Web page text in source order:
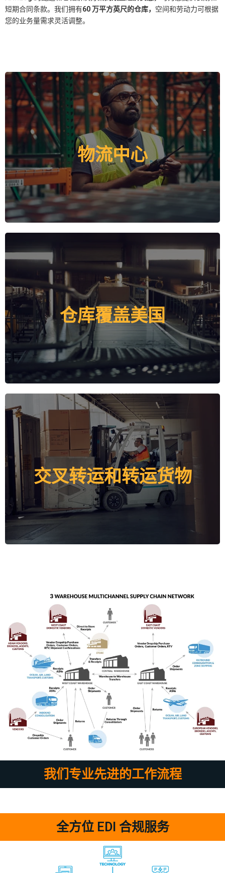
短期合同条款。我们拥有60 万平方英尺的仓库， 空间和劳动力可根据
您的业务量需求灵活调整。
物流中心
我们的物流中心为客户提供货物的接收和存储、库存管
理、根据出货订单对托盘、箱子和/或单个货物进行拣货
和包装，最终交付给客户；基础设施涵盖从区域到国内
的配送中心。
仓库覆盖美国
通过利用我们设施（保税或非保税）所提供的多样化法
律地位，可以获得竞争优势。
交叉转运和转运货物
在我们的中心，您将受益于我们一流的交叉转运和转装
解决方案，使您能够将货物从集装箱直接转移到出境拖
车上，并与其他货物合并，中间几乎不需要存储。
我们专业先进的工作流程
全方位 EDI 合规服务